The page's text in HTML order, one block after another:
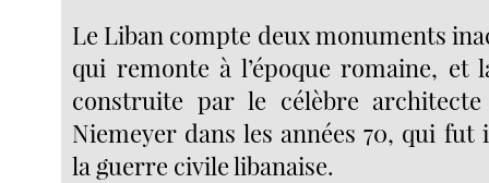
Le Liban compte deux monuments
qui remonte à l’époque romaine, et
construite par le célèbre
Niemeyer dans les années 70, qui
la guerre civile libanaise.